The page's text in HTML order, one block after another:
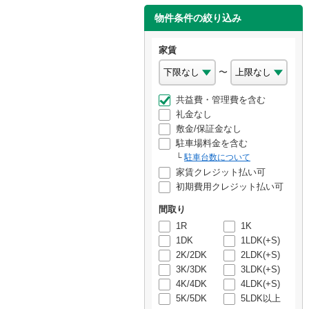
物件条件の絞り込み
家賃
〜
共益費・管理費を含む
礼金なし
敷金/保証金なし
駐車場料金を含む
駐車台数について
家賃クレジット払い可
初期費用クレジット払い可
間取り
1R
1K
1DK
1LDK(+S)
2K/2DK
2LDK(+S)
3K/3DK
3LDK(+S)
4K/4DK
4LDK(+S)
5K/5DK
5LDK以上